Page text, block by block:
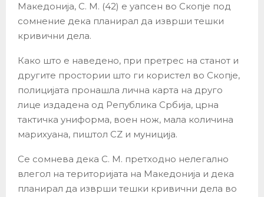
Македонија, С. М. (42) е уапсен во Скопјe под
сомнение дека планирал да изврши тешки
кривични дела.
Како што е наведено, при претрес на станот и
другите простории што ги користел во Скопјe,
полицијата пронашла лична карта на друго
лице издадена од Република Србија, црна
тактичка униформа, воен нож, мала количина
марихуана, пиштол CZ и муниција.
Се сомнева дека С. М. претходно нелегално
влегол на територијата на Македонија и дека
планирал да изврши тешки кривични дела во